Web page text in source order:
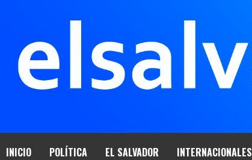
INICIO POLÍTICA EL SALVADOR INTERNACIONALES